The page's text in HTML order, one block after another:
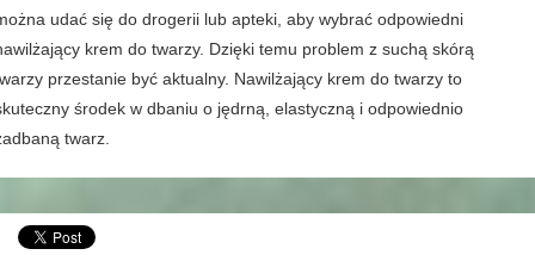
udać się do drogerii lub apteki, aby wybrać odpowiedni
krem do twarzy. Dzięki temu problem z suchą skórą
przestanie być aktualny. Nawilżający krem do twarzy to
środek w dbaniu o jędrną, elastyczną i odpowiednio
twarz.